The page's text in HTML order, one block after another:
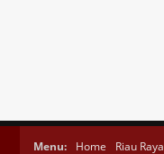
Menu: Home Riau Raya